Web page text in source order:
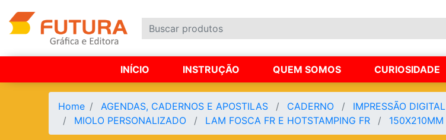
INÍCIO INSTRUÇÃO QUEM SOMOS CURIOSIDADE
Home AGENDAS, CADERNOS E APOSTILAS CADERNO IMPRESSÃO DIGITAL
MIOLO PERSONALIZADO
LAM FOSCA FR E HOTSTAMPING FR 150X210MM